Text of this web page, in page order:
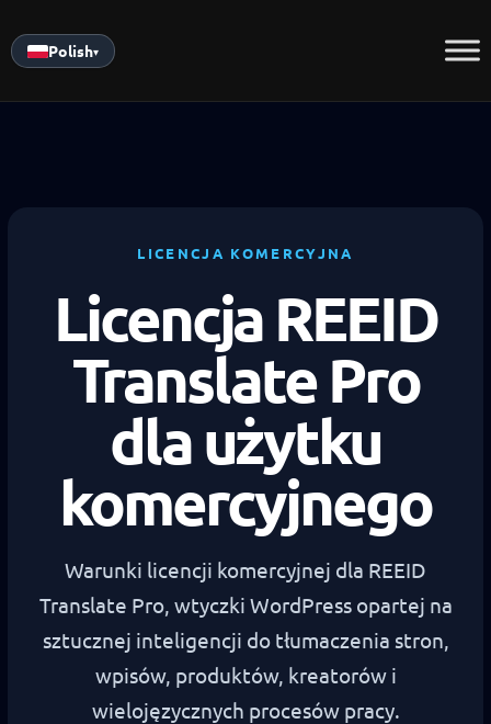
to
Polish▾
LICENCJA KOMERCYJNA
Licencja REEID
Translate Pro
dla użytku
komercyjnego
Warunki licencji komercyjnej dla REEID
Translate Pro, wtyczki WordPress opartej na
sztucznej inteligencji do tłumaczenia stron,
wpisów, produktów, kreatorów i
wielojęzycznych procesów pracy.